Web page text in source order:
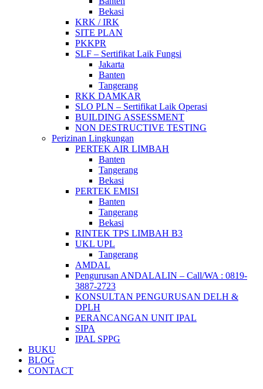
Bekasi
KRK / IRK
SITE PLAN
PKKPR
SLF – Sertifikat Laik Fungsi
Jakarta
Banten
Tangerang
RKK DAMKAR
SLO PLN – Sertifikat Laik Operasi
BUILDING ASSESSMENT
NON DESTRUCTIVE TESTING
Perizinan Lingkungan
PERTEK AIR LIMBAH
Banten
Tangerang
Bekasi
PERTEK EMISI
Banten
Tangerang
Bekasi
RINTEK TPS LIMBAH B3
UKL UPL
Tangerang
AMDAL
Pengurusan ANDALALIN – Call/WA : 0819-
3887-2723
KONSULTAN PENGURUSAN DELH &
DPLH​
PERANCANGAN UNIT IPAL
SIPA
IPAL SPPG
BUKU
BLOG
CONTACT